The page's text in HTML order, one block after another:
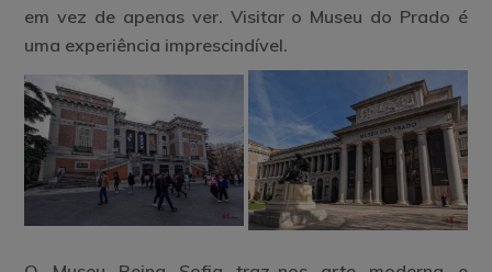
em vez de apenas ver. Visitar o Museu do Prado é
uma experiência imprescindível.